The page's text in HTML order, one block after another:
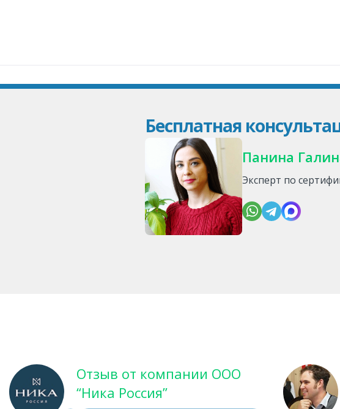
Бесплатная
Панина
Эксперт по
Отзыв от компании ООО
“Ника Россия”